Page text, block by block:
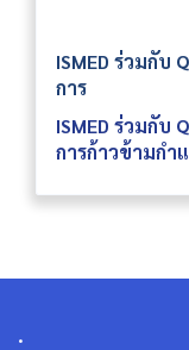
ISMED ร่วมกับ
การ
ISMED ร่วมกับ
การก้าวข้ามกำ
.